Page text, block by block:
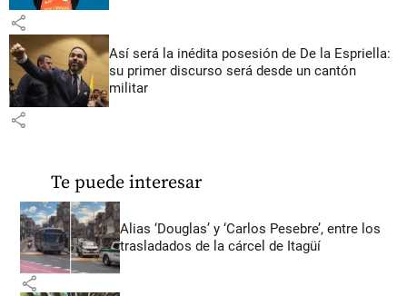
share
Así será la inédita posesión de De la Espriella:
su primer discurso será desde un cantón
militar
share
Te puede interesar
Alias ‘Douglas’ y ‘Carlos Pesebre’, entre los
trasladados de la cárcel de Itagüí
share